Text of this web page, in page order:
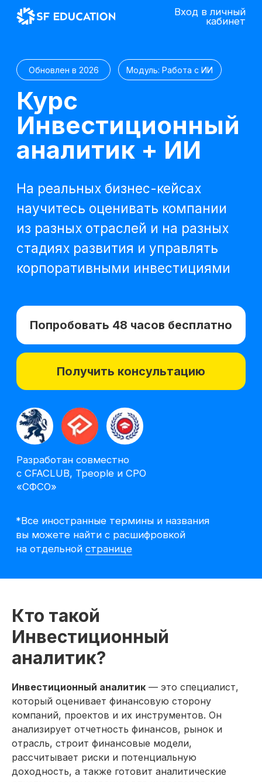
Вход в личный
кабинет
Курс
Инвестиционный
аналитик + ИИ
На реальных бизнес-кейсах
научитесь оценивать компании
корпоративными инвестициями
Попробовать 48 часов бесплатно
Получить консультацию
*Все иностранные термины и названия
вы можете найти с расшифровкой
на отдельнойстранице
Разработан совместно
с CFACLUB, Tpeople и СРО
Кто такой
Инвестиционный
аналитик?
Инвестиционный аналитик — это специалист,
который оценивает финансовую сторону
компаний, проектов и их инструментов. Он
анализирует отчетность финансов, рынок и
отрасль, строит финансовые модели,
рассчитывает риски и потенциальную
доходность, а также готовит аналитические
Претендуйте
на вакансии
инвестиционного
аналитика после курса
После курса перед вами